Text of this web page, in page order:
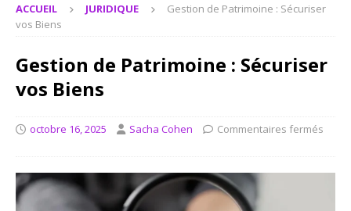
ACCUEIL JURIDIQUE
Gestion de Patrimoine : Sécuriser
vos Biens
Gestion de Patrimoine : Sécuriser
vos Biens
octobre 16, 2025 Sacha Cohen Commentaires fermés